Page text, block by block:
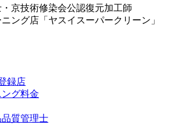
京技術修染会公認復元加工師
ング店「ヤスイスーパークリーン」
録店
グ料金
質管理士